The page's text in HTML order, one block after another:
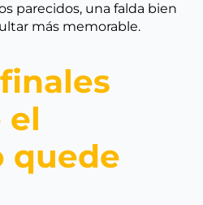
parecidos, una falda bien
más memorable.
el
quede